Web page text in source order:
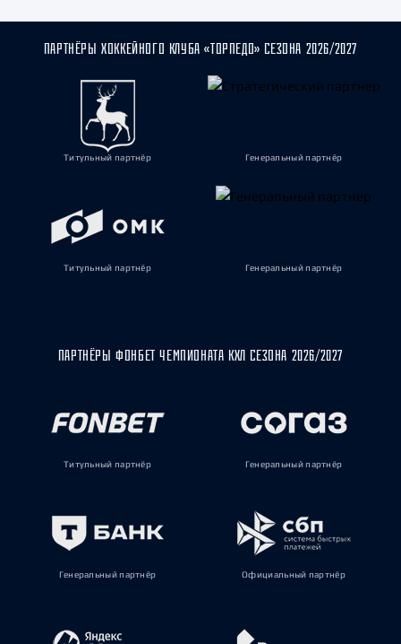
ПАРТНЁРЫ ХОККЕЙНОГО КЛУБА «ТОРПЕДО» СЕЗОНА 2026/2027
Титульный партнёр Генеральный партнёр
Титульный партнёр Генеральный партнёр
ПАРТНЁРЫ ФОНБЕТ ЧЕМПИОНАТА КХЛ СЕЗОНА 2026/2027
Титульный партнёр Генеральный партнёр
Генеральный партнёр Официальный партнёр